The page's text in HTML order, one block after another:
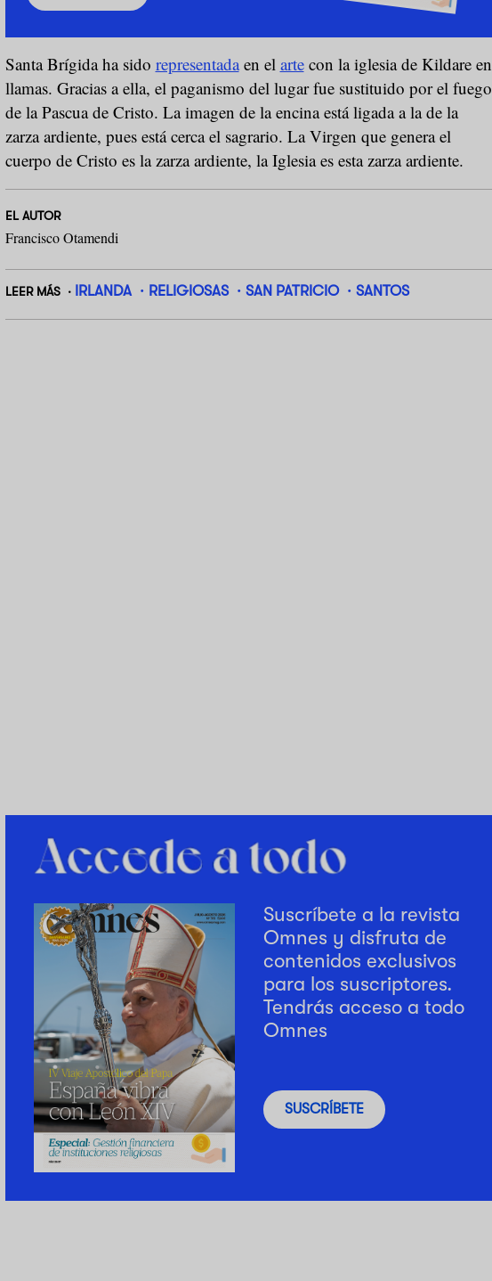
Santa Brígida ha sido representadaen el artecon la iglesia de Kildare en
llamas. Gracias a ella, el paganismo del lugar fue sustituido por el fuego
de la Pascua de Cristo. La imagen de la encina está ligada a la de la
zarza ardiente, pues está cerca el sagrario. La Virgen que genera el
cuerpo de Cristo es la zarza ardiente, la Iglesia es esta zarza ardiente.
EL AUTOR
Francisco Otamendi
LEER MÁS IRLANDA RELIGIOSAS SAN PATRICIO SANTOS
Suscríbete a la revista
Omnes y disfruta de
contenidos exclusivos
para los suscriptores.
Tendrás acceso a todo
Omnes
SUSCRÍBETE